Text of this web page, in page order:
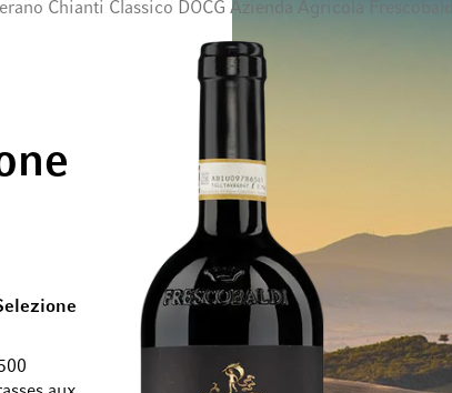
Chianti Classico DOCG Azienda Agricola Frescobaldi